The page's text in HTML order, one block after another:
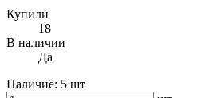
Купили
18
В наличии
Да
Наличие: 5 шт